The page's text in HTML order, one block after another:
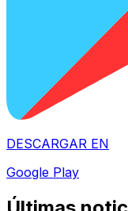
DESCARGAR EN
Google Play